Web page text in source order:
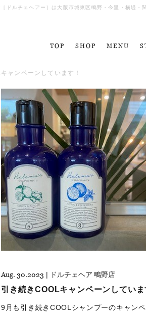
ルチェヘアー］は大阪市城東区鴫野・今里・横堤・
TOP SHOP MENU
ャンペーンしています！
Aug. 30.2023 | ドルチェヘア 鴫野店
引き続きCOOLキャンペーンしていま
9月も引き続きCOOLシャンプーのキャンペ